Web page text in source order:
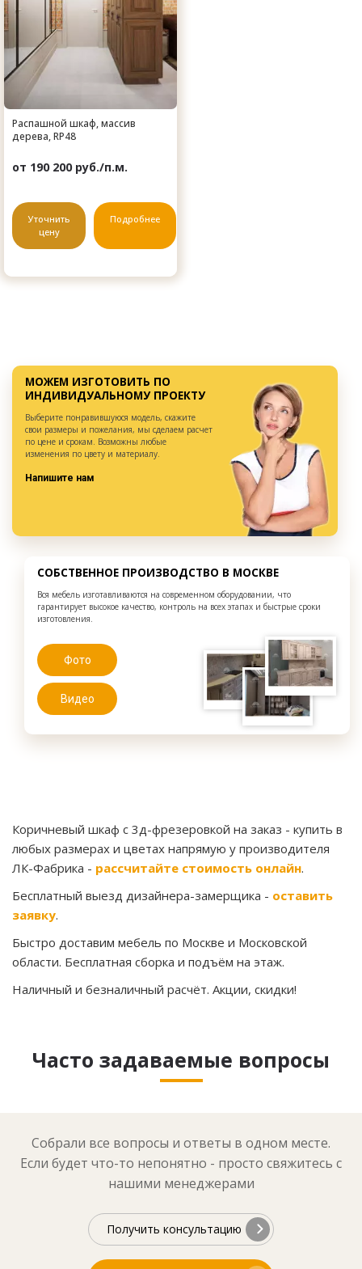
Распашной шкаф, массив
дерева, RP48
от 190 200 руб./п.м.
Уточнить
цену
Подробнее
МОЖЕМ ИЗГОТОВИТЬ ПО
ИНДИВИДУАЛЬНОМУ ПРОЕКТУ
Выберите понравившуюся модель, скажите
свои размеры и пожелания, мы сделаем расчет
по цене и срокам. Возможны любые
изменения по цвету и материалу.
Напишите нам
СОБСТВЕННОЕ ПРОИЗВОДСТВО В МОСКВЕ
Вся мебель изготавливаются на современном оборудовании, что
гарантирует высокое качество, контроль на всех этапах и быстрые сроки
изготовления.
Фото
Видео
Коричневый шкаф с 3д-фрезеровкой на заказ - купить в
любых размерах и цветах напрямую у производителя
ЛК-Фабрика - рассчитайте стоимость онлайн.
Бесплатный выезд дизайнера-замерщика - оставить
заявку.
Быстро доставим мебель по Москве и Московской
области. Бесплатная сборка и подъём на этаж.
Наличный и безналичный расчёт. Акции, скидки!
Часто задаваемые вопросы
Собрали все вопросы и ответы в одном месте.
Если будет что-то непонятно - просто свяжитесь с
нашими менеджерами
Получить консультацию